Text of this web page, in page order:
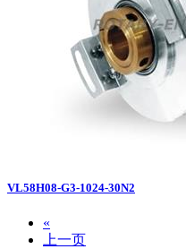
VL58H08-G3-1024-30N2
«
上一页